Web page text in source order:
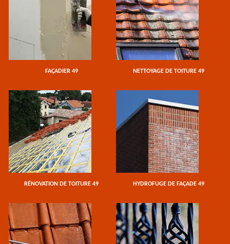
FAÇADIER 49 NETTOYAGE DE TOITURE 49
RÉNOVATION DE TOITURE 49 HYDROFUGE DE FAÇADE 49